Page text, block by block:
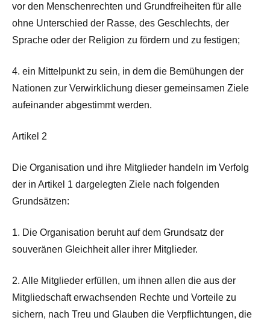
vor den Menschenrechten und Grundfreiheiten für alle
ohne Unterschied der Rasse, des Geschlechts, der
Sprache oder der Religion zu fördern und zu festigen;
4. ein Mittelpunkt zu sein, in dem die Bemühungen der
Nationen zur Verwirklichung dieser gemeinsamen Ziele
aufeinander abgestimmt werden.
Artikel 2
Die Organisation und ihre Mitglieder handeln im Verfolg
der in Artikel 1 dargelegten Ziele nach folgenden
Grundsätzen:
1. Die Organisation beruht auf dem Grundsatz der
souveränen Gleichheit aller ihrer Mitglieder.
2. Alle Mitglieder erfüllen, um ihnen allen die aus der
Mitgliedschaft erwachsenden Rechte und Vorteile zu
sichern, nach Treu und Glauben die Verpflichtungen, die